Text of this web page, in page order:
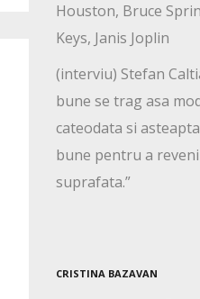
Houston, Bruce
Keys, Janis Joplin
(interviu) Stefan
bune se trag asa
cateodata si
bune pentru a
suprafata.”
CRISTINA BAZAVAN